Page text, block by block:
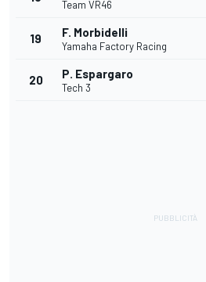
Team VR46
19 F. Morbidelli
Yamaha Factory Racing
20 P. Espargaro
Tech 3